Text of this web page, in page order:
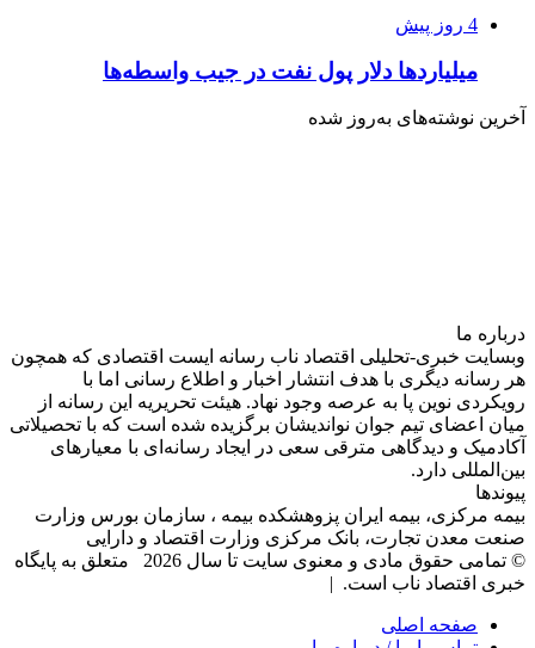
4 روز پیش
میلیاردها دلار پول نفت در جیب واسطه‌ها
آخرین نوشته‌های‌ به‌روز شده
درباره‌ ما
وبسایت خبری-تحلیلی اقتصاد ناب رسانه‌ ایست اقتصادی که همچون
هر رسانه دیگری با هدف انتشار اخبار و اطلاع رسانی اما با
رویکردی نوین پا به عرصه وجود نهاد. هیئت تحریریه این رسانه از
میان اعضای تیم جوان نواندیشان برگزیده شده است که با تحصیلاتی
آکادمیک و دیدگاهی‌ مترقی سعی در ایجاد رسانه‌ای با معیار‌های
بین‌المللی دارد.
پیوندها
بیمه مرکزی، بیمه ایران پزوهشکده بیمه ، سازمان بورس وزارت
صنعت معدن تجارت، بانک مرکزی وزارت اقتصاد و دارایی
© تمامی حقوق مادی و معنوی سایت تا سال 2026 متعلق به پایگاه
خبری اقتصاد ناب است. |
صفحه اصلی